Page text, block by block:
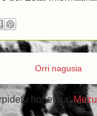
Orri nagusia
honetara: